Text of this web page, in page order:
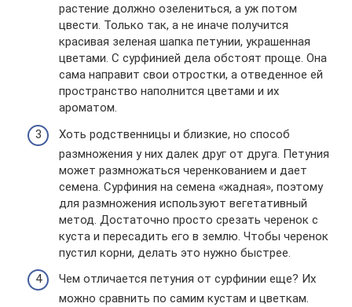
растение должно озелениться, а уж потом
цвести. Только так, а не иначе получится
красивая зеленая шапка петунии, украшенная
цветами. С сурфинией дела обстоят проще. Она
сама направит свои отростки, а отведенное ей
пространство наполнится цветами и их
ароматом.
Хоть родственницы и близкие, но способ
размножения у них далек друг от друга. Петуния
может размножаться черенкованием и дает
семена. Сурфиния на семена «жадная», поэтому
для размножения используют вегетативный
метод. Достаточно просто срезать черенок с
куста и пересадить его в землю. Чтобы черенок
пустил корни, делать это нужно быстрее.
Чем отличается петуния от сурфинии еще? Их
можно сравнить по самим кустам и цветкам.